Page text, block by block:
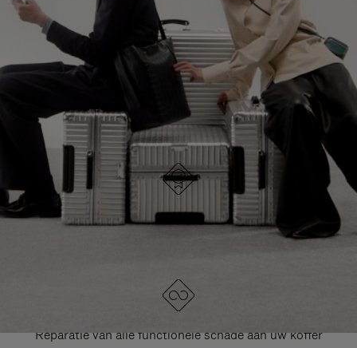
OM
TE
UITGESCHAKELD.
DRUK
OM
HET
DEMPEN
OP
TE
ONTDEK ALLE TASSEN VAN RIMOWA
ONTWORPEN IN DUITSLAND
Elk item is op kwaliteit getest en zorgvuldig
Reparatie van alle functionele schade aan uw koffer